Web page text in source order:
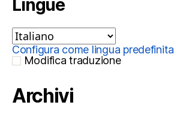
Lingue
Configura come lingua predefinita
Modifica traduzione
Archivi